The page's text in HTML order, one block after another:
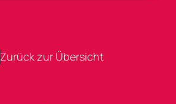
Zurück zur Übersicht